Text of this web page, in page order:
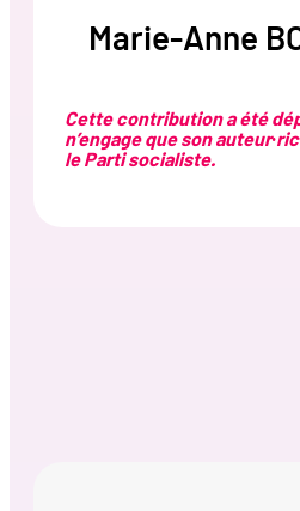
Marie-Anne
Cette contribution a été
n’engage que son
le Parti socialiste.